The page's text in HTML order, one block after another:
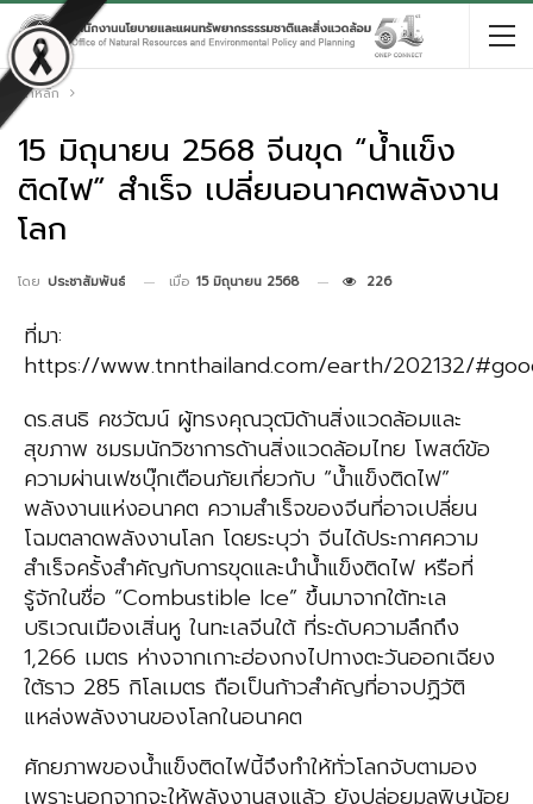
หน้าหลัก
15 มิถุนายน 2568 จีนขุด “น้ำแข็ง
ติดไฟ” สำเร็จ เปลี่ยนอนาคตพลังงาน
โลก
โดย ประชาสัมพันธ์ เมื่อ 15 มิถุนายน 2568 226
ที่มา:
https://www.tnnthailand.com/earth/202132/
ดร.สนธิ คชวัฒน์ ผู้ทรงคุณวุฒิด้านสิ่งแวดล้อมและ
สุขภาพ ชมรมนักวิชาการด้านสิ่งแวดล้อมไทย โพสต์ข้อ
ความผ่านเฟซบุ๊กเตือนภัยเกี่ยวกับ “น้ำแข็งติดไฟ”
พลังงานแห่งอนาคต ความสำเร็จของจีนที่อาจเปลี่ยน
โฉมตลาดพลังงานโลก โดยระบุว่า จีนได้ประกาศความ
สำเร็จครั้งสำคัญกับการขุดและนำน้ำแข็งติดไฟ หรือที่
รู้จักในชื่อ “Combustible Ice” ขึ้นมาจากใต้ทะเล
บริเวณเมืองเสิ่นหู ในทะเลจีนใต้ ที่ระดับความลึกถึง
1,266 เมตร ห่างจากเกาะฮ่องกงไปทางตะวันออกเฉียง
ใต้ราว 285 กิโลเมตร ถือเป็นก้าวสำคัญที่อาจปฏิวัติ
แหล่งพลังงานของโลกในอนาคต
ศักยภาพของน้ำแข็งติดไฟนี้จึงทำให้ทั่วโลกจับตามอง
เพราะนอกจากจะให้พลังงานสูงแล้ว ยังปล่อยมลพิษน้อย